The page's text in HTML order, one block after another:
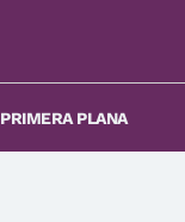
PRIMERA PLANA